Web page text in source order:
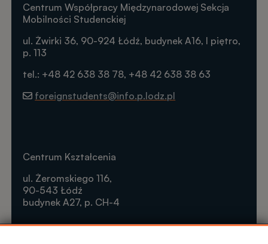
Centrum Współpracy Międzynarodowej Sekcja
Mobilności Studenckiej
ul. Żwirki 36, 90-924 Łódź, budynek A16, I piętro,
p. 113
tel.: +48 42 638 38 78, +48 42 638 38 63
foreignstudents@info.p.lodz.pl
Centrum Kształcenia
ul. Żeromskiego 116,
90-543 Łódź
budynek A27, p. CH-4